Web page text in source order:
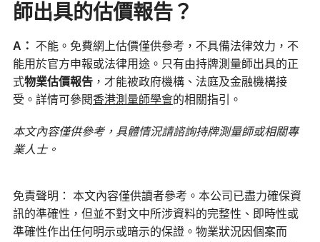
師出具的估價報告？
A ：
不能。免費網上估價僅供參考，不具備法律效力，不
能用於官方申報或法律用途。只有由持牌測量師出具的正
式物業估價報告，才能被政府機構、法庭及金融機構接
受。詳情可參閱香港測量師學會的相關指引。
本文內容僅供參考，具體情況請諮詢持牌測量師或相關專
業人士。
免責聲明： 本文內容僅供讀者參考。本公司已盡力確保資
訊的準確性，但並不對文中所涉資料的完整性、即時性或
準確性作出任何明示或暗示的保證。物業狀況因個案而